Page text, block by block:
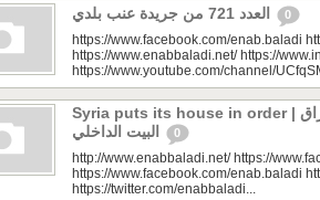
0
https://www.facebook.com/enab.baladi
https://www.enabbaladi.net/ https://
https://www.youtube.com/channel/
Syria puts its house in order | سوريا ترتب أوراق
0
http://www.enabbaladi.net/ https://
https://www.facebook.com/enab.baladi
https://twitter.com/enabbaladi...